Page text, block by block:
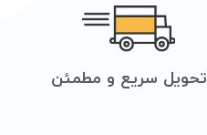
تحویل سریع و مطمئن